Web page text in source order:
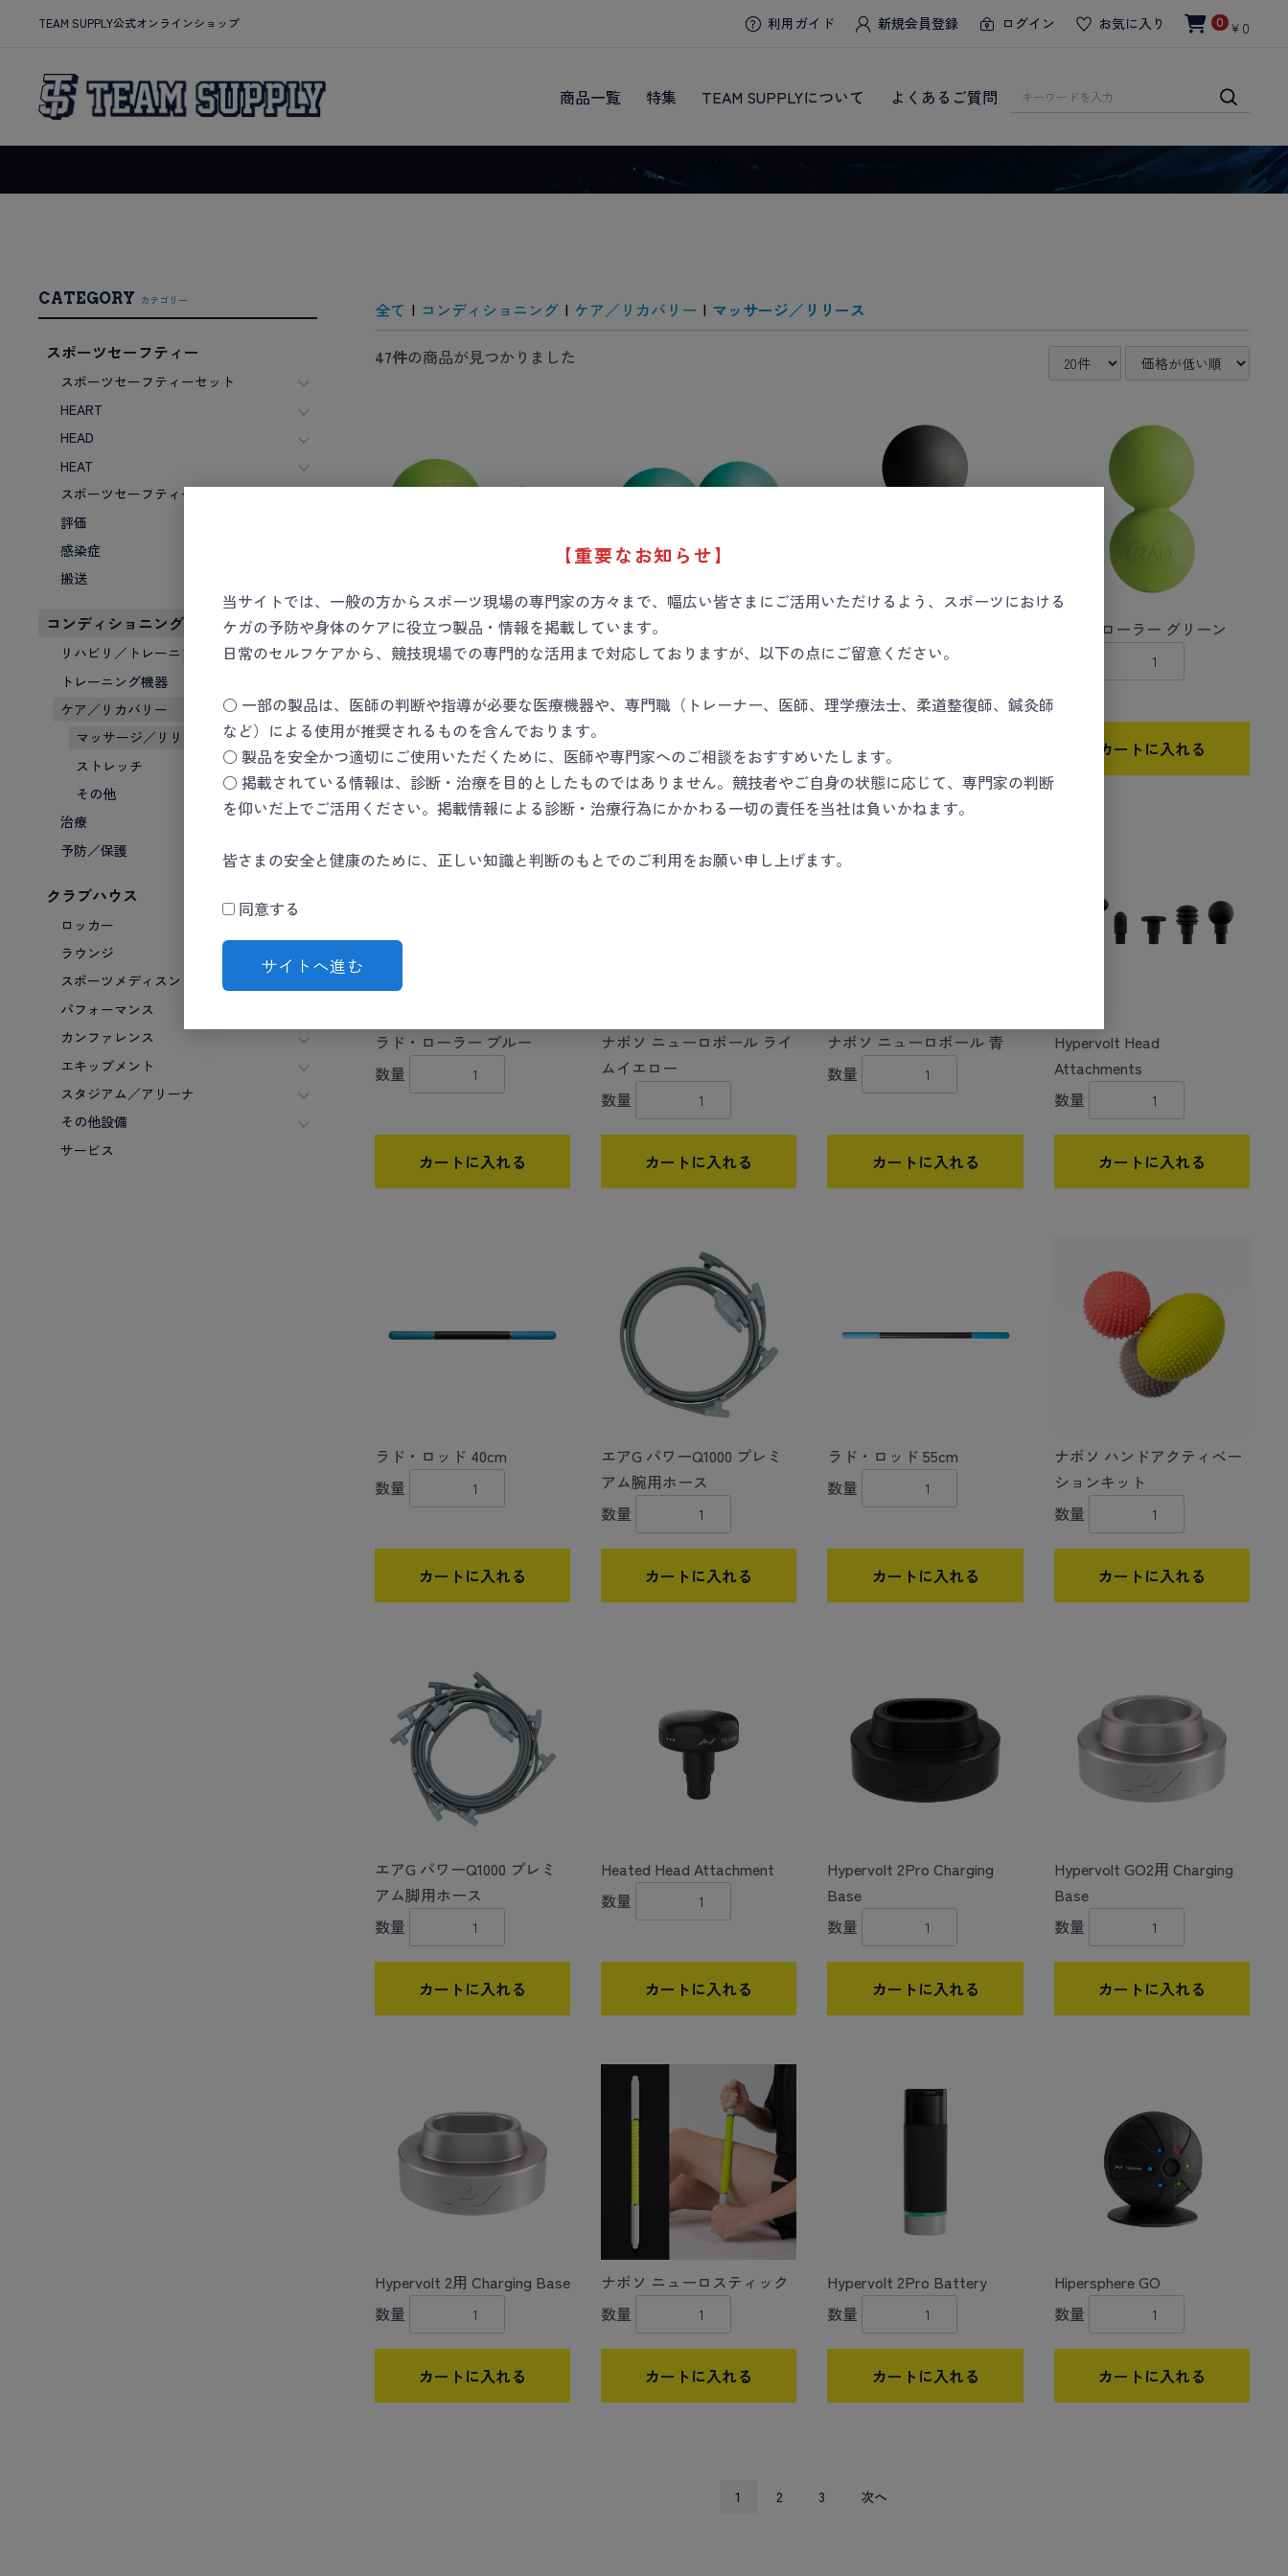
TEAM SUPPLY公式オンラインショップ 利用ガイド 新規会員登録 ログイン お気に入り 0 ￥0
商品一覧 特集 TEAM SUPPLYについて よくあるご質問
【重要なお知らせ】
当サイトでは、一般の方からスポーツ現場の専門家の方々まで、幅広い皆さまにご活用いただけるよう、スポーツにおける
ケガの予防や身体のケアに役立つ製品・情報を掲載しています。
日常のセルフケアから、競技現場での専門的な活用まで対応しておりますが、以下の点にご留意ください。
○ 一部の製品は、医師の判断や指導が必要な医療機器や、専門職（トレーナー、医師、理学療法士、柔道整復師、鍼灸師
など）による使用が推奨されるものを含んでおります。
○ 製品を安全かつ適切にご使用いただくために、医師や専門家へのご相談をおすすめいたします。
○ 掲載されている情報は、診断・治療を目的としたものではありません。競技者やご自身の状態に応じて、専門家の判断
を仰いだ上でご活用ください。掲載情報による診断・治療行為にかかわる一切の責任を当社は負いかねます。
皆さまの安全と健康のために、正しい知識と判断のもとでのご利用をお願い申し上げます。
同意する
サイトへ進む
CATEGORY カテゴリー
スポーツセーフティー
スポーツセーフティーセット
HEART
HEAD
HEAT
スポーツセーフティーキット
評価
感染症
搬送
コンディショニング
リハビリ／トレーニング
トレーニング機器
ケア／リカバリー
マッサージ／リリース
ストレッチ
その他
治療
予防／保護
クラブハウス
ロッカー
ラウンジ
スポーツメディスン
パフォーマンス
カンファレンス
エキップメント
スタジアム／アリーナ
その他設備
サービス
全て | コンディショニング | ケア／リカバリー | マッサージ／リリース
47件の商品が見つかりました
ラド・ラウンド
数量
カートに入れる
ラド・リカバリーラウンド
グリーン
カートに入れる
数量
カートに入れる
ラド・ローラー グリーン
カートに入れる
ラド・ローラー ブルー
数量
カートに入れる
ナボソ ニューロボール ライ
ムイエロー
数量
カートに入れる
ナボソ ニューロボール 青
数量
カートに入れる
Hypervolt Head
Attachments
数量
カートに入れる
ラド・ロッド 40cm
数量
カートに入れる
エアG パワーQ1000 プレミ
アム腕用ホース
数量
カートに入れる
ラド・ロッド 55cm
数量
カートに入れる
ナボソ ハンドアクティベー
ションキット
数量
カートに入れる
エアG パワーQ1000 プレミ
アム脚用ホース
数量
カートに入れる
Heated Head Attachment
数量
カートに入れる
Hypervolt 2Pro Charging
Base
数量
カートに入れる
Hypervolt GO2用 Charging
Base
数量
カートに入れる
Hypervolt 2用 Charging Base
数量
カートに入れる
ナボソ ニューロスティック
数量
カートに入れる
Hypervolt 2Pro Battery
数量
カートに入れる
Hipersphere GO
数量
カートに入れる
1 2 3 次へ